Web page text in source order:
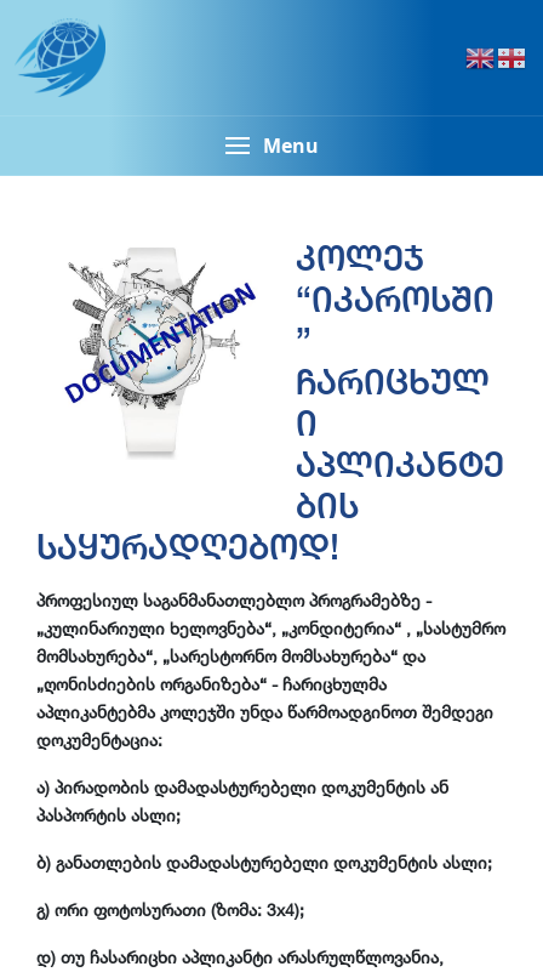
Menu
კოლეჯ
“იკაროსში
”
ჩარიცხულ
ი
აპლიკანტე
ბის
საყურადღებოდ!
პროფესიულ საგანმანათლებლო პროგრამებზე -
„კულინარიული ხელოვნება“, „კონდიტერია“ , „სასტუმრო
მომსახურება“, „სარესტორნო მომსახურება“ და
„ღონისძიების ორგანიზება“ - ჩარიცხულმა
აპლიკანტებმა კოლეჯში უნდა წარმოადგინოთ შემდეგი
დოკუმენტაცია:
ა) პირადობის დამადასტურებელი დოკუმენტის ან
პასპორტის ასლი;
ბ) განათლების დამადასტურებელი დოკუმენტის ასლი;
გ) ორი ფოტოსურათი (ზომა: 3x4);
დ) თუ ჩასარიცხი აპლიკანტი არასრულწლოვანია,